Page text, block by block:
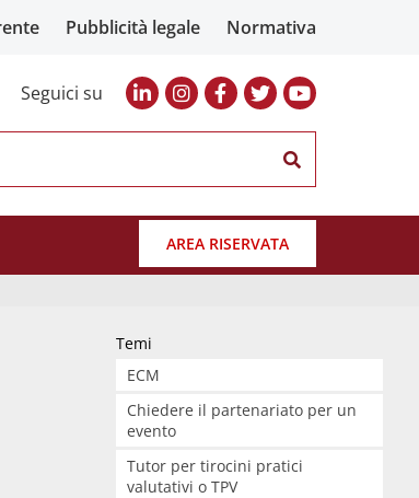
Pubblicità legale Normativa
Seguici su
AREA RISERVATA
Temi
ECM
Chiedere il partenariato per un
evento
Tutor per tirocini pratici
valutativi o TPV